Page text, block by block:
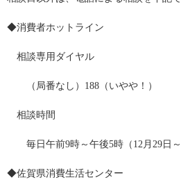
◆消費者ホットライン
相談専用ダイヤル
（局番なし）188（いやや！）
相談時間
毎日午前9時～午後5時（12月29日～
◆佐賀県消費生活センター